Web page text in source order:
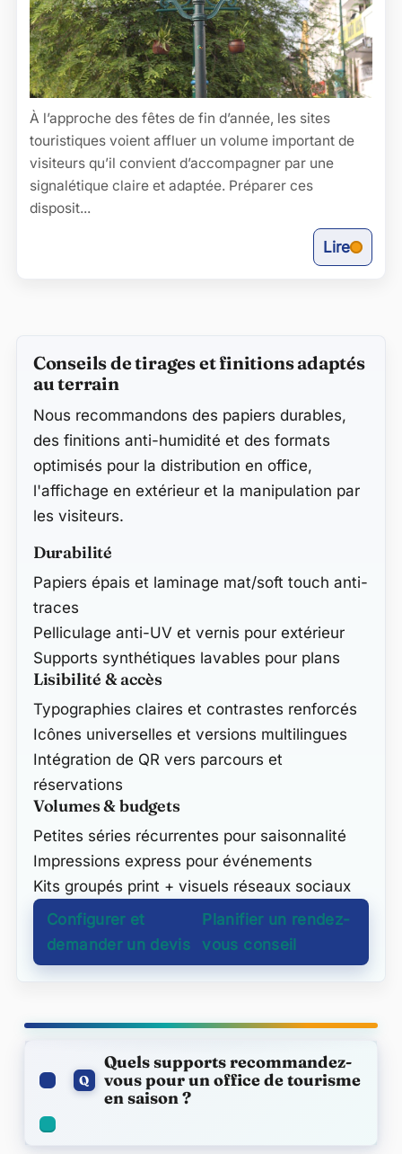
À l’approche des fêtes de fin d’année, les sites
touristiques voient affluer un volume important de
visiteurs qu’il convient d’accompagner par une
signalétique claire et adaptée. Préparer ces
disposit...
Lire
Contenu secondaire
Conseils de tirages et finitions adaptés
au terrain
Nous recommandons des papiers durables,
des finitions anti-humidité et des formats
optimisés pour la distribution en office,
l'affichage en extérieur et la manipulation par
les visiteurs.
Durabilité
Papiers épais et laminage mat/soft touch anti-
traces
Pelliculage anti-UV et vernis pour extérieur
Supports synthétiques lavables pour plans
Lisibilité & accès
Typographies claires et contrastes renforcés
Icônes universelles et versions multilingues
Intégration de QR vers parcours et
réservations
Volumes & budgets
Petites séries récurrentes pour saisonnalité
Impressions express pour événements
Kits groupés print + visuels réseaux sociaux
Configurer et
demander un devis
Planifier un rendez-
vous conseil
Q
Quels supports recommandez-
vous pour un office de tourisme
en saison ?